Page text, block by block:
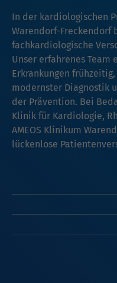
In der kardiologischen
Warendorf-Freckendorf
fachkardiologische
Unser erfahrenes Team
Erkrankungen
modernster Diagnostik
der Prävention. Bei
Klinik für Kardiologie,
AMEOS Klinikum
lückenlose